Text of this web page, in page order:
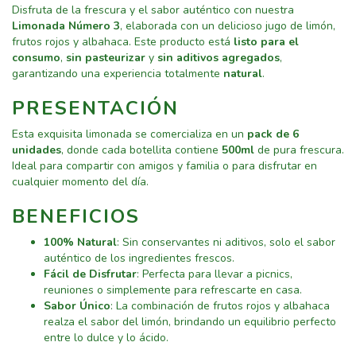
Disfruta de la frescura y el sabor auténtico con nuestra
Limonada Número 3, elaborada con un delicioso jugo de limón,
frutos rojos y albahaca. Este producto está listo para el
consumo, sin pasteurizar y sin aditivos agregados,
garantizando una experiencia totalmente natural.
PRESENTACIÓN
Esta exquisita limonada se comercializa en un pack de 6
unidades, donde cada botellita contiene 500ml de pura frescura.
Ideal para compartir con amigos y familia o para disfrutar en
cualquier momento del día.
BENEFICIOS
100% Natural: Sin conservantes ni aditivos, solo el sabor
auténtico de los ingredientes frescos.
Fácil de Disfrutar: Perfecta para llevar a picnics,
reuniones o simplemente para refrescarte en casa.
Sabor Único: La combinación de frutos rojos y albahaca
realza el sabor del limón, brindando un equilibrio perfecto
entre lo dulce y lo ácido.